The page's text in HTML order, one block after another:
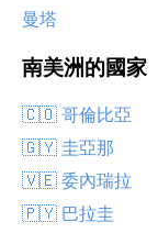
曼塔
南美洲的國家
🇨🇴 哥倫比亞
🇬🇾 圭亞那
🇻🇪 委內瑞拉
🇵🇾 巴拉圭